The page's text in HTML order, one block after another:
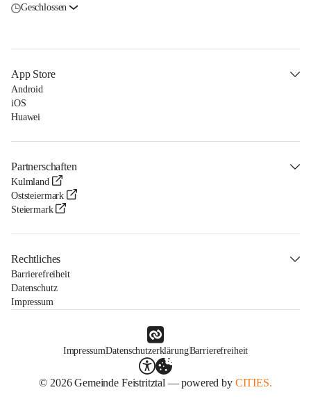
Geschlossen
App Store
Android
iOS
Huawei
Partnerschaften
Kulmland
Oststeiermark
Steiermark
Rechtliches
Barrierefreiheit
Datenschutz
Impressum
ImpressumDatenschutzerklärungBarrierefreiheit
© 2026 Gemeinde Feistritztal — powered by CITIES.